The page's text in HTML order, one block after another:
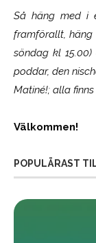
Så häng med i
framförallt, häng
söndag kl
poddar, den
Matiné!; alla
Välkommen!
POPULÄRAST